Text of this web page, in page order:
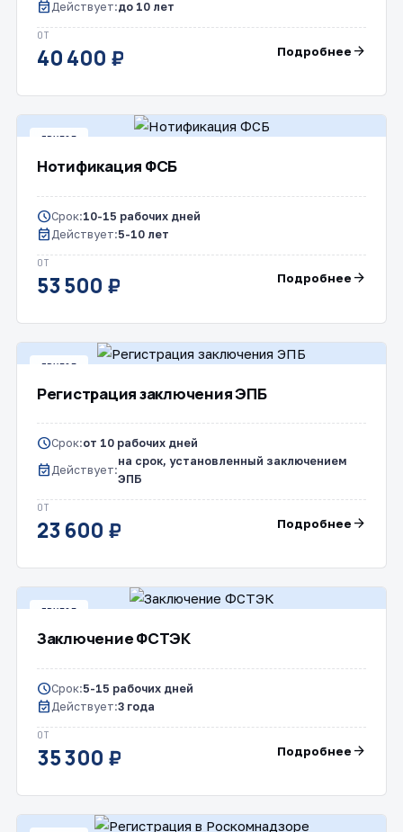
event_availableДействует:до 10 лет
ОТ
40 400 ₽ Подробнее arrow_forward
ДРУГОЕ
Нотификация ФСБ
scheduleСрок:10-15 рабочих дней
event_available Действует:5-10 лет
ОТ
53 500 ₽ Подробнее arrow_forward
ДРУГОЕ
Регистрация заключения ЭПБ
scheduleСрок:от 10 рабочих дней
event_availableДействует:
на срок, установленный заключением
ЭПБ
ОТ
23 600 ₽ Подробнее arrow_forward
ДРУГОЕ
Заключение ФСТЭК
scheduleСрок:5-15 рабочих дней
event_availableДействует:3 года
ОТ
35 300 ₽ Подробнее arrow_forward